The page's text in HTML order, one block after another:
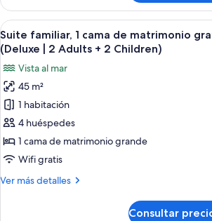
al
mar
(Deluxe
2
Adults
+
1
Child)
familiar,
cama
de
matrimonio
grande,
vistas
al
mar
(Deluxe
2
Adults
1
Abrir
todas
las
fotos
de
Suite
familiar,
1
cama
matrimonio
Una
7
Suite familiar, 1 cama de matrimonio
(Deluxe | 2 Adults + 2 Children)
Vista al mar
45 m²
1 habitación
4 huéspedes
1 cama de matrimonio grande
Wifi gratis
Ver más detalles
Más
Consultar